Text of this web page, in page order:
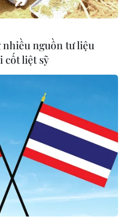
Hóa vào
tại Mũi
mới
để người ở
chính
nguồn tư liệu
cốt liệt sỹ